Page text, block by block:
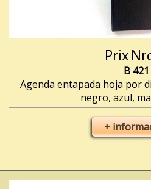
Prix
B 421
Agenda entapada hoja por
negro, azul,
+